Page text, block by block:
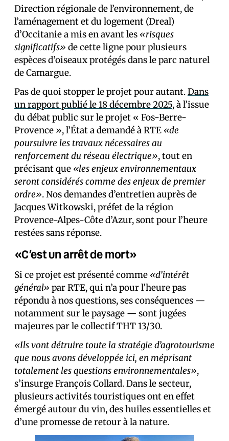
Direction régionale de l’environnement, de
l’aménagement et du logement (Dreal)
d’Occitanie a mis en avant les «risques
significatifs» de cette ligne pour plusieurs
espèces d’oiseaux protégés dans le parc naturel
de Camargue.
Pas de quoi stopper le projet pour autant.Dans
un rapport publié le 18 décembre 2025, à l’issue
du débat public sur le projet « Fos-Berre-
Provence », l’État a demandé à RTE «de
poursuivre les travaux nécessaires au
renforcement du réseau électrique», tout en
précisant que «les enjeux environnementaux
seront considérés comme des enjeux de premier
ordre». Nos demandes d’entretien auprès de
Jacques Witkowski, préfet de la région
Provence-Alpes-Côte d’Azur, sont pour l’heure
restées sans réponse.
«C’est un arrêt de mort»
Si ce projet est présenté comme «d’intérêt
général» par RTE, qui n’a pour l’heure pas
répondu à nos questions, ses conséquences —
notamment sur le paysage — sont jugées
majeures par le collectif THT 13/30.
«Ils vont détruire toute la stratégie d’agrotourisme
que nous avons développée ici, en méprisant
totalement les questions environnementales»,
s’insurge François Collard. Dans le secteur,
plusieurs activités touristiques ont en effet
émergé autour du vin, des huiles essentielles et
d’une promesse de retour à la nature.